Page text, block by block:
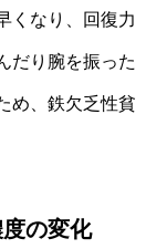
くなり、回復力
だり腕を振った
め、鉄欠乏性貧
の変化